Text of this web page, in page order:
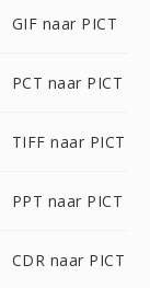
GIF naar PICT
PCT naar PICT
TIFF naar PICT
PPT naar PICT
CDR naar PICT